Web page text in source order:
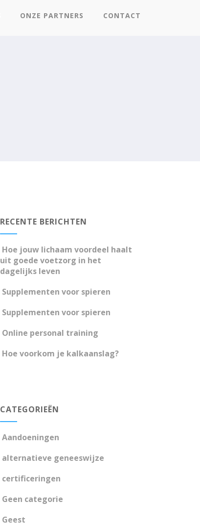
ONZE PARTNERS CONTACT
RECENTE BERICHTEN
Hoe jouw lichaam voordeel haalt
uit goede voetzorg in het
dagelijks leven
Supplementen voor spieren
Supplementen voor spieren
Online personal training
Hoe voorkom je kalkaanslag?
CATEGORIEËN
Aandoeningen
alternatieve geneeswijze
certificeringen
Geen categorie
Geest